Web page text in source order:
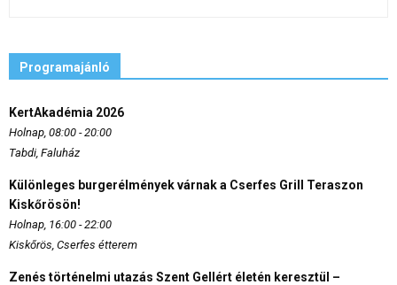
Programajánló
KertAkadémia 2026
Holnap, 08:00 - 20:00
Tabdi, Faluház
Különleges burgerélmények várnak a Cserfes Grill Teraszon
Kiskőrösön!
Holnap, 16:00 - 22:00
Kiskőrös, Cserfes étterem
Zenés történelmi utazás Szent Gellért életén keresztül –